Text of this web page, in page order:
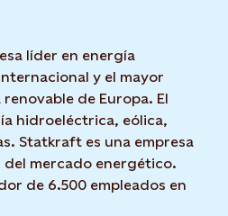
líder en energía
y el mayor
de Europa. El
hidroeléctrica, eólica,
Statkraft es una empresa
del mercado energético.
de 6.500 empleados en